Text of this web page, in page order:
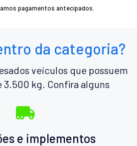
pagamentos antecipados.
da categoria?
veículos que possuem
3.500 kg. Confira alguns
e implementos